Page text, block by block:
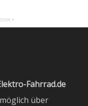
Fahrrad.de
über